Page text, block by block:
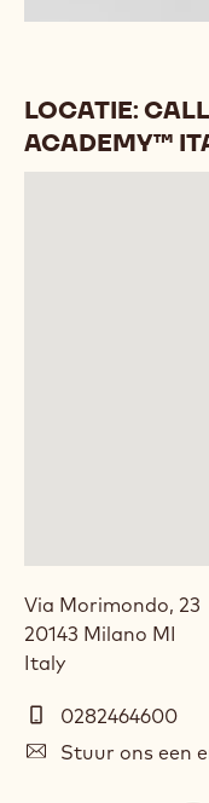
LOCATIE:
ACADEMY™
Via Morimondo, 23
20143 Milano MI
Italy
Telefoon
0282464600
E-
Stuur ons een